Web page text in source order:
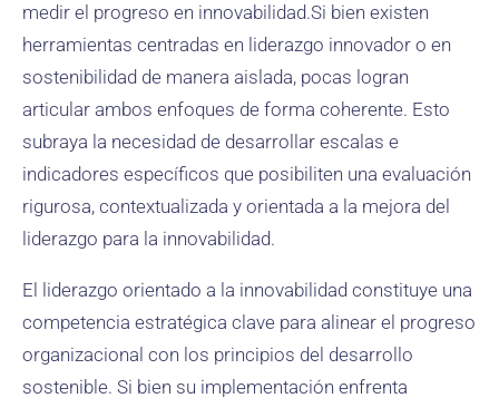
medir el progreso en innovabilidad.Si bien existen
herramientas centradas en liderazgo innovador o en
sostenibilidad de manera aislada, pocas logran
articular ambos enfoques de forma coherente. Esto
subraya la necesidad de desarrollar escalas e
indicadores específicos que posibiliten una evaluación
rigurosa, contextualizada y orientada a la mejora del
liderazgo para la innovabilidad.
El liderazgo orientado a la innovabilidad constituye una
competencia estratégica clave para alinear el progreso
organizacional con los principios del desarrollo
sostenible. Si bien su implementación enfrenta